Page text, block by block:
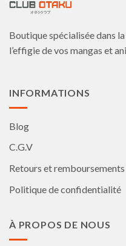
être
sur
la
Boutique spécialisée dans
l’effigie de vos mangas et
INFORMATIONS
Blog
C.G.V
Retours et remboursements
Politique de confidentialité
À PROPOS DE NOUS